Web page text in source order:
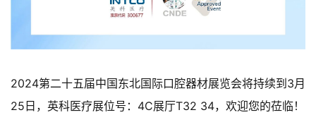
2024第二十五届中国东北国际口腔器材展览会将持续到3月
25日，英科医疗展位号：4C展厅T32 34，欢迎您的莅临！